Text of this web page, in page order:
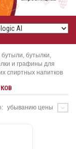
бутыли, бутылки,
и графины для
спиртных напитков
убыванию цены